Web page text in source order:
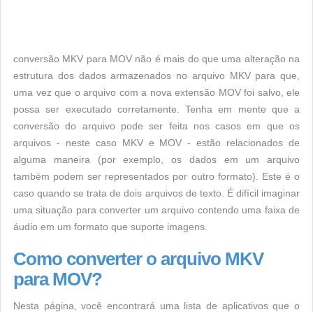
conversão MKV para MOV não é mais do que uma alteração na
estrutura dos dados armazenados no arquivo MKV para que,
uma vez que o arquivo com a nova extensão MOV foi salvo, ele
possa ser executado corretamente. Tenha em mente que a
conversão do arquivo pode ser feita nos casos em que os
arquivos - neste caso MKV e MOV - estão relacionados de
alguma maneira (por exemplo, os dados em um arquivo
também podem ser representados por outro formato). Este é o
caso quando se trata de dois arquivos de texto. É difícil imaginar
uma situação para converter um arquivo contendo uma faixa de
áudio em um formato que suporte imagens.
Como converter o arquivo MKV
para MOV?
Nesta página, você encontrará uma lista de aplicativos que o